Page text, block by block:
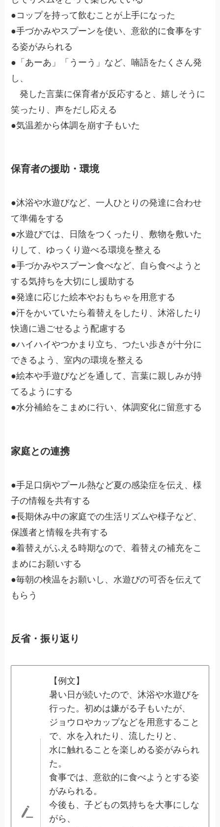
●コップを持って飲むことが上手になった
●手づかみやスプーンを使い、意欲的に食事をす
る姿がみられる
●「あーあ」「うーう」など、喃語をたくさん発
し、
発した言葉に保育者が反応すると、嬉しそうに
笑ったり、声をだし応える
●気温差から体調を崩す子もいた
保育者の援助・環境
●沐浴や水遊びなど、一人ひとりの発達に合わせ
て準備をする
●水遊びでは、日陰をつくったり、敷物を敷いた
りして、ゆっくり遊べる環境を整える
●手づかみやスプーン食べなど、自ら食べようと
する気持ちを大切にし援助する
●発達に応じた絵本やおもちゃを用意する
●汗をかいていたら着替えをしたり、沐浴したり
快適に過ごせるよう配慮する
●ハイハイやつかまり立ち、つたい歩きが十分に
できるよう、室内の環境を整える
●絵本や手遊びなどを通して、言葉に親しみが持
てるようにする
●水分補給をこまめに行い、体調変化に留意する
家庭との連携
●手足口病やプール熱など夏の感染症を伝え、様
子の情報を共有する
●長期休み中の家庭での生活リズムや様子など、
保護者と情報を共有する
●着替えがふえる時期なので、着替えの補充をこ
まめにお願いする
●毎朝の検温をお願いし、水遊びの可否を伝えて
もらう
反省・振り返り
【例文】
暑い日が続いたので、沐浴や水遊びを
行った。初めは嫌がる子もいたが、
ジョウロやカップなどを用意すること
で、水を入れたり、流したりと、
水に触れることを楽しめる姿がみられ
た。
食事では、意欲的に食べようとする姿
がみられる。
今後も、子どもの気持ちを大事にしな
がら、